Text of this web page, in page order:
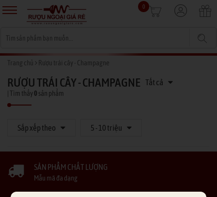
0
Trang chủ Rượu trái cây - Champagne
RƯỢU TRÁI CÂY - CHAMPAGNE Tất cả
| Tìm thấy 0 sản phẩm
Sắp xếp theo 5 - 10 triệu
SẢN PHẨM CHẤT LƯỢNG
Mẫu mã đa dạng